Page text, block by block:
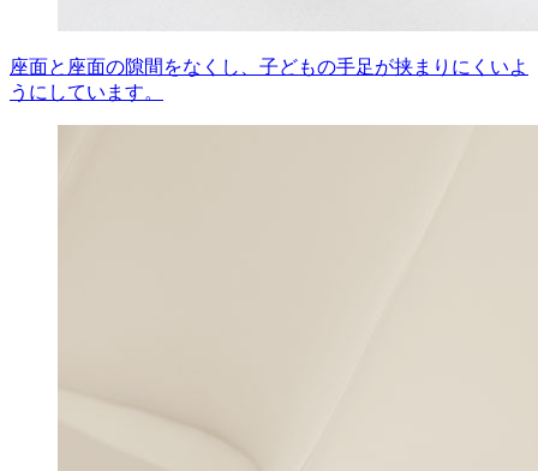
座面と座面の隙間をなくし、子どもの手足が挟まりにくいよ
うにしています。